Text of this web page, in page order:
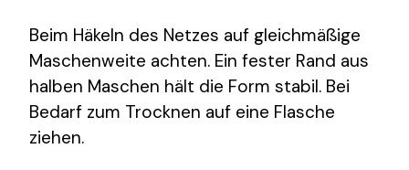
Beim Häkeln des Netzes auf gleichmäßige
Maschenweite achten. Ein fester Rand aus
halben Maschen hält die Form stabil. Bei
Bedarf zum Trocknen auf eine Flasche
ziehen.